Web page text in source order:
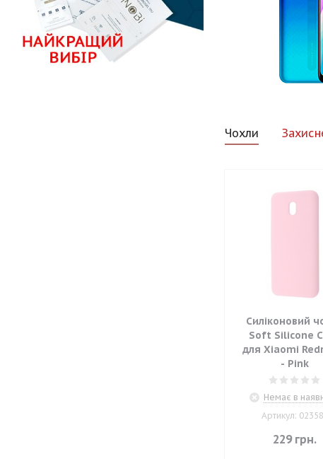
Чохли
Силіконовий
Soft Silicone
для Xiaomi
- Pink
Немає в
Артикул:
229грн.